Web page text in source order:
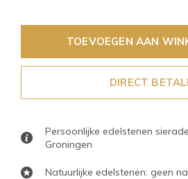
TOEVOEGEN AAN
DIRECT
Persoonlijke edelstenen
Groningen
Natuurlijke edelstenen: geen